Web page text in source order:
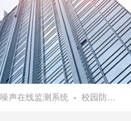
噪声在线监测系统 -校园防欺凌识别系统